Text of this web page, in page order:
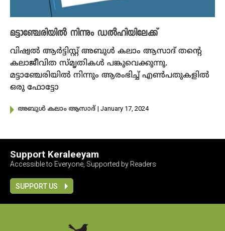
മട്ടാഞ്ചേരിയിൽ നിന്നും ഡ‌ൽഹിയിലേക്ക്
വിഷ്വൽ ആ‍ർട്ടിസ്റ്റ് അബുൾ കലാം ആസാദ് തന്റെ
കലാജീവിത സ്മൃതികൾ പങ്കുവെക്കുന്നു.
മട്ടാഞ്ചേരിയിൽ നിന്നും ആരംഭിച്ച് എൺപതുകളിൽ
ഒരു ഫോട്ടോ
അബുൾ കലാം ആസാദ് | January 17, 2024
Support Keraleeyam
Accessible to Everyone, Supported by Readers
SUPPORT US